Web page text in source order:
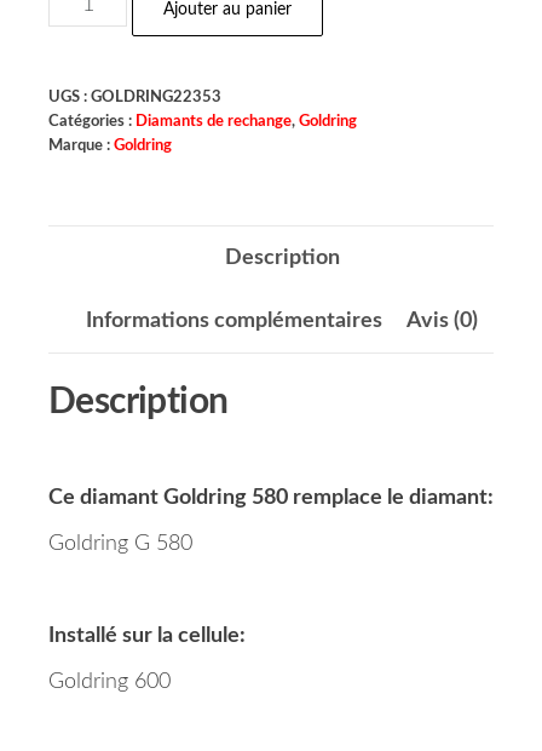
Ajouter au panier
UGS : GOLDRING22353
Catégories : Diamants de rechange, Goldring
Marque : Goldring
Description
Informations complémentaires Avis (0)
Description
Ce diamant Goldring 580 remplace le diamant:
Goldring G 580
Installé sur la cellule:
Goldring 600